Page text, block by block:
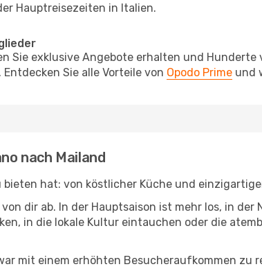
Hauptreisezeiten in Italien.
Sie exklusive Angebote erhalten und
Sie alle Vorteile von Opodo Prime und
nach Mailand
bieten hat: von köstlicher Küche und
dir ab. In der Hauptsaison ist mehr los, in
in die lokale Kultur eintauchen oder die
mit einem erhöhten Besucheraufkommen zu